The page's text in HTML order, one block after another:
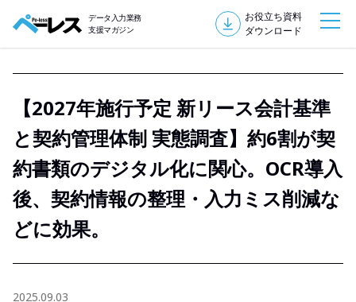
データ入力業務
支援マガジン
お役立ち資料
ダウンロード
【2027年施行予定 新リース会計基準
と契約管理体制 実態調査】約6割が契
約書類のデジタル化に関心。OCR導入
後、契約情報の整理・入力ミス削減な
どに効果。
2025.09.03